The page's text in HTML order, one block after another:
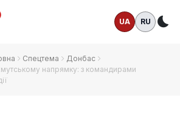
UA RU
Спецтема
Донбас
напрямку: з командирами